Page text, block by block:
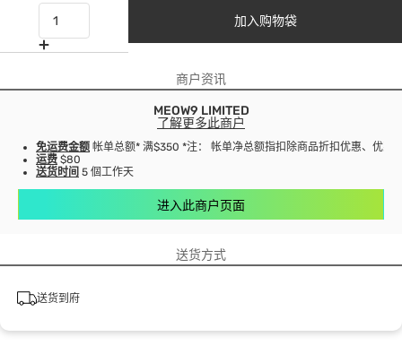
加入购物袋
商户资讯
MEOW9 LIMITED
了解更多此商户
免运费金额 帐单总额* 满$350 *注： 帐单净总额指扣除商品折扣优惠、优惠
运费 $80
送货时间 5 個工作天
进入此商户页面
送货方式
送货到府